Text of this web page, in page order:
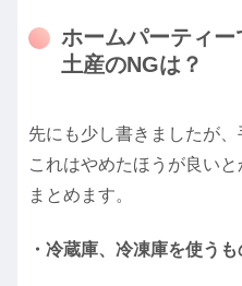
ホームパーティ
土産のNGは？
先にも少し書きましたが、
これはやめたほうが良い
まとめます。
・冷蔵庫、冷凍庫を使うも